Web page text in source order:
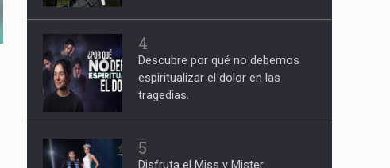
4
Descubre por qué no debemos
espiritualizar el dolor en las
tragedias.
5